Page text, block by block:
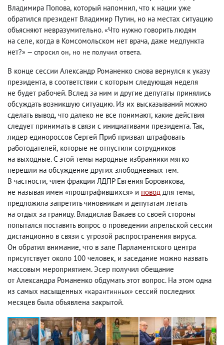
Владимира Попова, который напомнил, что к нации уже
обратился президент Владимир Путин, но на местах ситуацию
объясняют невразумительно.«Что нужно говорить людям
на селе, когда в Комсомольском нет врача, даже медпункта
нет?» — спросил он, но не получил ответа.
В конце сессии Александр Романенко снова вернулся к указу
президента, в соответствии с которым следующая неделя
не будет рабочей. Вслед за ним и другие депутаты принялись
обсуждать возникшую ситуацию. Из их высказываний можно
сделать вывод, что далеко не все понимают, какие действия
следует принимать в связи с инициативами президента. Так,
лидер единороссов Сергей Приб призвал штрафовать
работодателей, которые не отпустили сотрудников
на выходные. С этой темы народные избранники мягко
перешли на обсуждение других злободневных тем.
В частности, член фракции ЛДПР Евгения Боровикова,
не называя имен «проштрафившихся» и повод для темы,
предложила запретить чиновникам и депутатам летать
на отдых за границу. Владислав Вакаев со своей стороны
попытался поставить вопрос о проведении апрельской сессии
дистанционно в связи с угрозой распространения вируса.
Он обратил внимание, что в зале Парламентского центра
присутствует около 100 человек, и заседание можно назвать
массовым мероприятием. Эсер получил обещание
от Александра Романенко обдумать этот вопрос. На этом одна
из самых насыщенных «карантинных» сессий последних
месяцев была объявлена закрытой.